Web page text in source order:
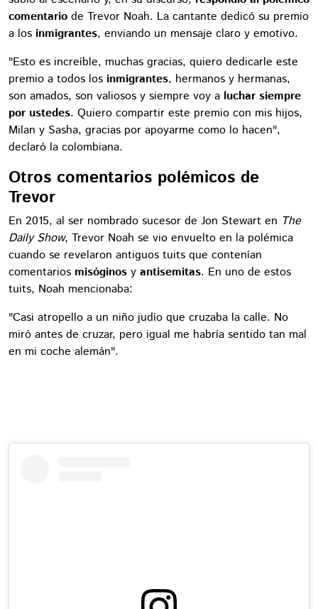
comentario de Trevor Noah. La cantante dedicó su premio
a los inmigrantes, enviando un mensaje claro y emotivo.
"Esto es increíble, muchas gracias, quiero dedicarle este
premio a todos los inmigrantes, hermanos y hermanas,
son amados, son valiosos y siempre voy a luchar siempre
por ustedes. Quiero compartir este premio con mis hijos,
Milan y Sasha, gracias por apoyarme como lo hacen",
declaró la colombiana.
Otros comentarios polémicos de
Trevor
En 2015, al ser nombrado sucesor de Jon Stewart en The
Daily Show, Trevor Noah se vio envuelto en la polémica
cuando se revelaron antiguos tuits que contenían
comentarios misóginos y antisemitas. En uno de estos
tuits, Noah mencionaba:
"Casi atropello a un niño judío que cruzaba la calle. No
miró antes de cruzar, pero igual me habría sentido tan mal
en mi coche alemán".